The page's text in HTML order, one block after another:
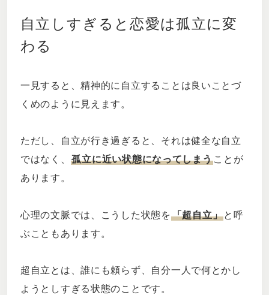
自立しすぎると恋愛は孤立に変
わる
一見すると、精神的に自立することは良いことづ
くめのように見えます。
ただし、自立が行き過ぎると、それは健全な自立
ではなく、 孤立に近い状態になってしまうことが
あります。
心理の文脈では、こうした状態を「超自立」と呼
ぶこともあります。
超自立とは、誰にも頼らず、自分一人で何とかし
ようとしすぎる状態のことです。